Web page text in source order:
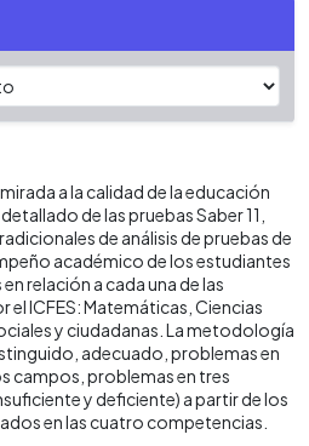
a la calidad de la educación
de las pruebas Saber 11,
de análisis de pruebas de
académico de los estudiantes
relación a cada una de las
ICFES: Matemáticas, Ciencias
y ciudadanas. La metodología
adecuado, problemas en
campos, problemas en tres
y deficiente) a partir de los
en las cuatro competencias.